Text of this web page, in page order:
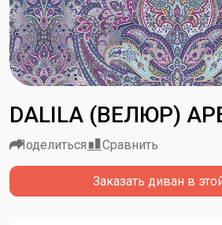
Dalila-Violet
DALILA (ВЕЛЮР)
Заказать диван в
Поделиться Сравнить